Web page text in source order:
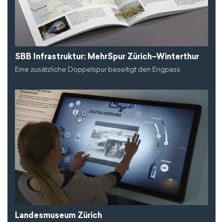
SBB Infrastruktur: MehrSpur Zürich–Winterthur
Eine zusätzliche Doppelspur beseitigt den Engpass
Landesmuseum Zürich